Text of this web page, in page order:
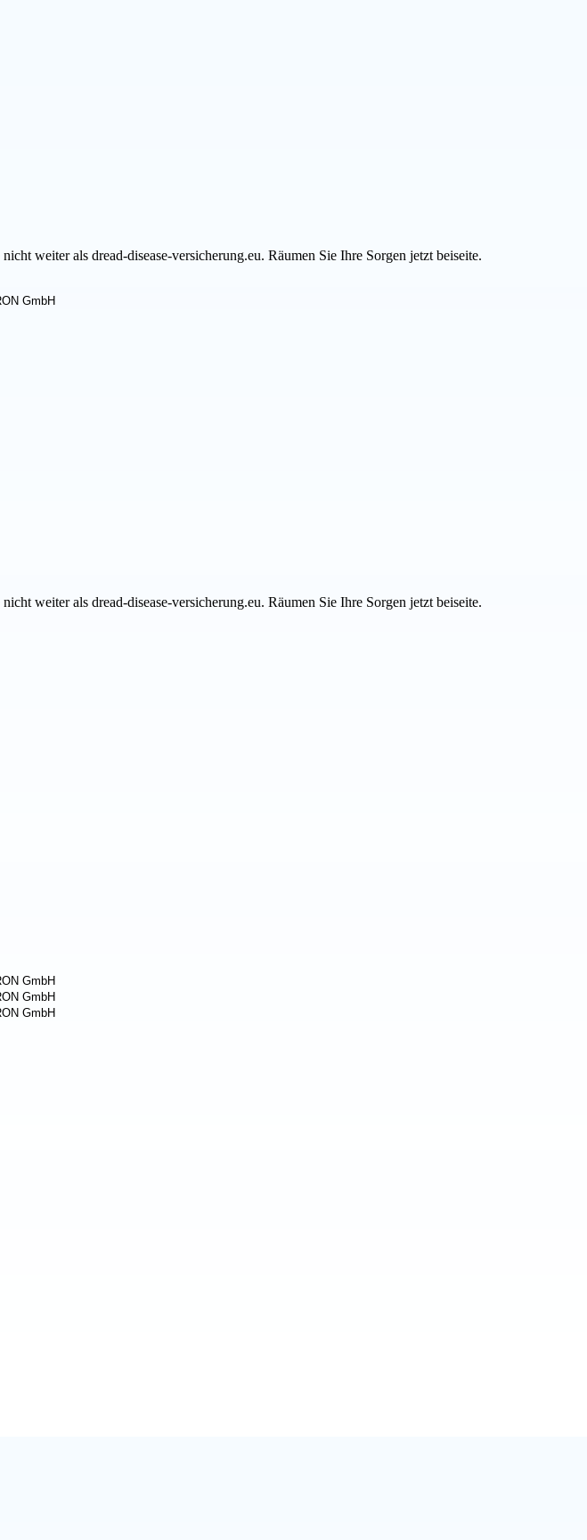
weiter als dread-disease-versicherung.eu. Räumen Sie Ihre Sorgen jetzt beiseite.
weiter als dread-disease-versicherung.eu. Räumen Sie Ihre Sorgen jetzt beiseite.